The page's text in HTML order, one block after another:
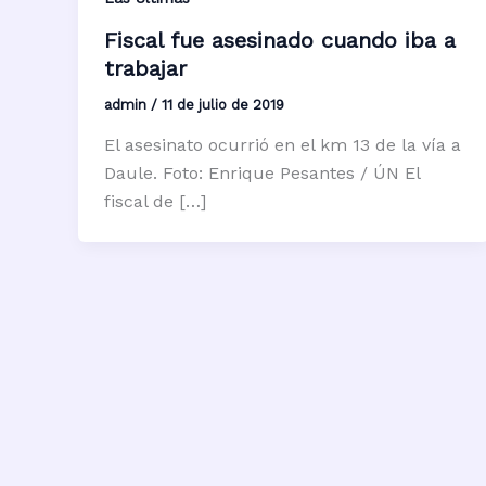
Fiscal fue asesinado cuando iba a
trabajar
admin / 11 de julio de 2019
El asesinato ocurrió en el km 13 de la vía a
Daule. Foto: Enrique Pesantes / ÚN El
fiscal de […]